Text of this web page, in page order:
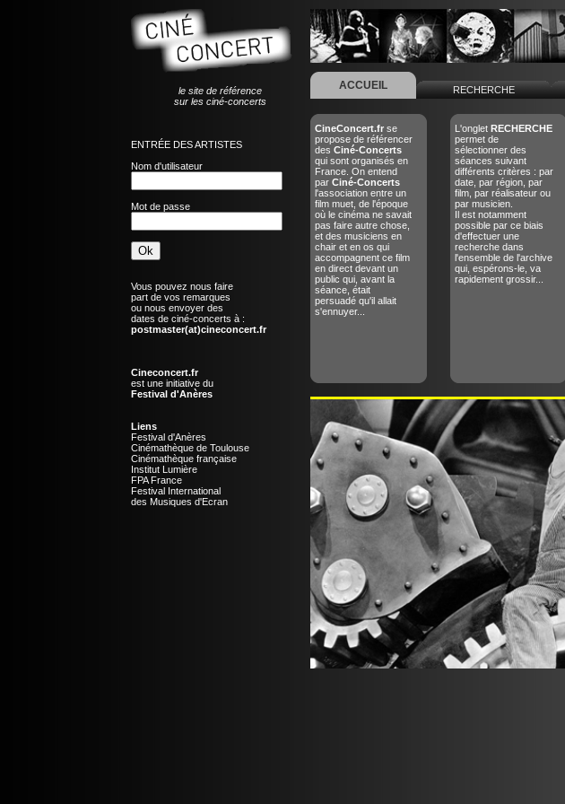
le site de référence
sur les ciné-concerts
ENTRÉE DES ARTISTES
Nom d'utilisateur
Mot de passe
Vous pouvez nous faire
part de vos remarques
ou nous envoyer des
dates de ciné-concerts à :
postmaster(at)cineconcert.fr
Cineconcert.fr
est une initiative du
Festival d'Anères
Liens
Festival d'Anères
Cinémathèque de Toulouse
Cinémathèque française
Institut Lumière
FPA France
Festival International
des Musiques d'Ecran
ACCUEIL RECHERCHE
CineConcert.frse
propose de référencer
des Ciné-Concerts
qui sont organisés en
France. On entend
par Ciné-Concerts
l'association entre un
film muet, de l'époque
où le cinéma ne savait
pas faire autre chose,
et des musiciens en
chair et en os qui
accompagnent ce film
en direct devant un
public qui, avant la
séance, était
persuadé qu'il allait
s'ennuyer...
L'onglet RECHERCHE
permet de
sélectionner des
séances suivant
différents critères : par
date, par région, par
film, par réalisateur ou
par musicien.
Il est notamment
possible par ce biais
d'effectuer une
recherche dans
l'ensemble de l'archive
qui, espérons-le, va
rapidement grossir...